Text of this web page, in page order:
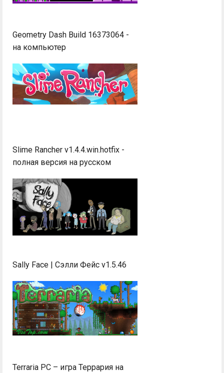
Geometry Dash Build 16373064 -
на компьютер
Slime Rancher v1.4.4.win.hotfix -
полная версия на русском
Sally Face | Сэлли Фейс v1.5.46
Terraria PC – игра Террария на